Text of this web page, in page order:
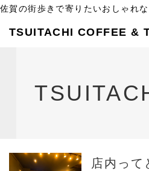
佐賀の街歩きで寄りたいおしゃれ
TSUITACHI COFFEE &
店内って